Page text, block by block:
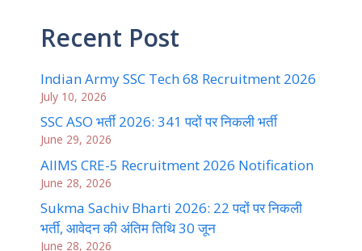
Recent Post
Indian Army SSC Tech 68 Recruitment 2026
July 10, 2026
SSC ASO भर्ती 2026: 341 पदों पर निकली भर्ती
June 29, 2026
AIIMS CRE-5 Recruitment 2026 Notification
June 28, 2026
Sukma Sachiv Bharti 2026: 22 पदों पर निकली
भर्ती, आवेदन की अंतिम तिथि 30 जून
June 28, 2026